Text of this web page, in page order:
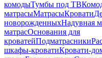
комодыТумбы под ТВ
матрасыМатрасыКровати
новорожденныхНадувная
матрасОснования для
кроватейПодматрасники
шкафы-кроватиКровати-